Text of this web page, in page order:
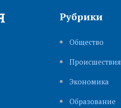
Рубрики
Общество
Происшествия
Экономика
Образование